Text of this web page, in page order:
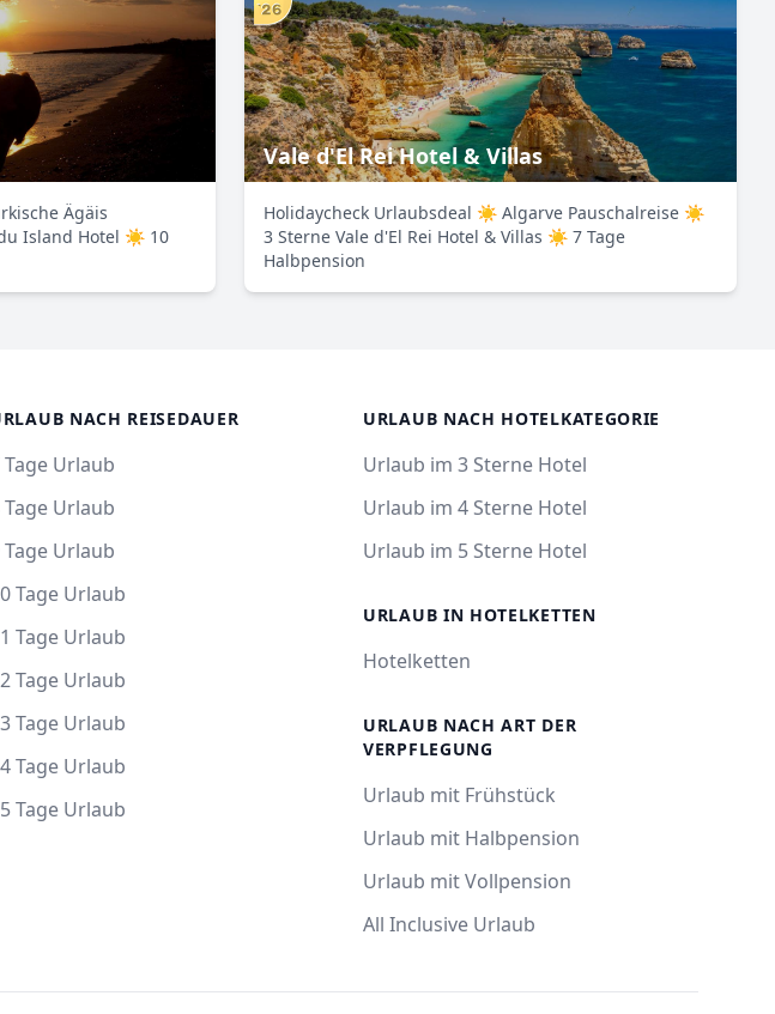
Ägäis
Island Hotel ☀ 10
Vale d'El Rei Hotel & Villas
Holidaycheck Urlaubsdeal ☀ Algarve Pauschalreise ☀
3 Sterne Vale d'El Rei Hotel & Villas ☀ 7 Tage
Halbpension
NACH REISEDAUER
Tage Urlaub
Tage Urlaub
Tage Urlaub
Tage Urlaub
Tage Urlaub
Tage Urlaub
Tage Urlaub
Tage Urlaub
Tage Urlaub
URLAUB NACH HOTELKATEGORIE
Urlaub im 3 Sterne Hotel
Urlaub im 4 Sterne Hotel
Urlaub im 5 Sterne Hotel
URLAUB IN HOTELKETTEN
Hotelketten
URLAUB NACH ART DER
VERPFLEGUNG
Urlaub mit Frühstück
Urlaub mit Halbpension
Urlaub mit Vollpension
All Inclusive Urlaub